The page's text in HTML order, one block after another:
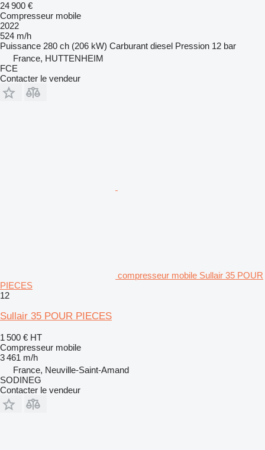
24 900 €
Compresseur mobile
2022
524 m/h
Puissance 280 ch (206 kW) Carburant diesel Pression 12 bar
France, HUTTENHEIM
FCE
Contacter le vendeur
compresseur mobile Sullair 35 POUR
PIECES
12
Sullair 35 POUR PIECES
1 500 € HT
Compresseur mobile
3 461 m/h
France, Neuville-Saint-Amand
SODINEG
Contacter le vendeur